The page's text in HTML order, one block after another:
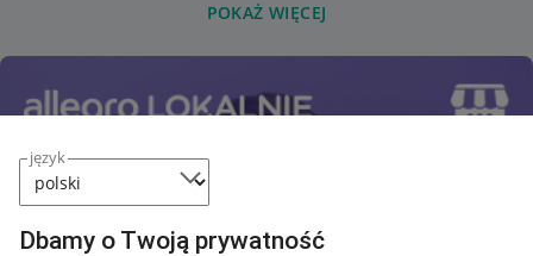
język
Dbamy o Twoją prywatność
POKAŻ WIĘCEJ